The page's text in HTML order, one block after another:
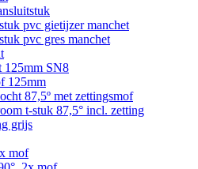
pvc gietijzer manchet
pvc gres manchet
125mm SN8
125mm
87,5º met zettingsmof
t-stuk 87,5° incl. zetting
grijs
mof